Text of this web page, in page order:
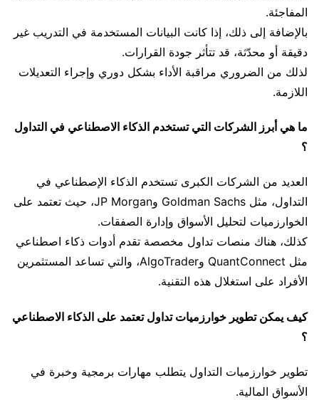
المفاجئة.
بالإضافة إلى ذلك، إذا كانت البيانات المستخدمة في التدريب غير
دقيقة أو محدّثة، قد تتأثر جودة القرارات.
لذلك من الضروري مراقبة الأداء بشكل دوري وإجراء التعديلات
اللازمة.
ما هي أبرز الشركات التي تستخدم الذكاء الاصطناعي في التداول
؟
العديد من الشركات الكبرى تستخدم الذكاء الإصطناعي في
التداول، مثل Goldman Sachs وJP Morgan، حيث تعتمد على
الخوارزميات لتحليل الأسواق وإدارة الصفقات.
كذلك، هناك منصات تداول مخصصة تقدم أدوات ذكاء اصطناعي
مثل QuantConnect وAlgoTrader، والتي تساعد المستثمرين
الأفراد على استغلال هذه التقنية.
كيف يمكن تطوير خوارزميات تداول تعتمد على الذكاء الاصطناعي
؟
تطوير خوارزميات التداول يتطلب مهارات برمجية وخبرة في
الأسواق المالية.